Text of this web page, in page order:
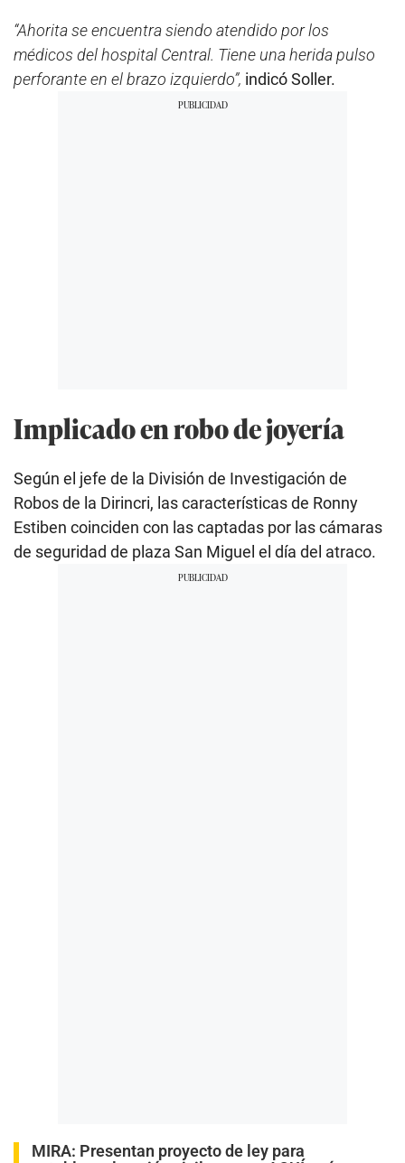
“Ahorita se encuentra siendo atendido por los
médicos del hospital Central. Tiene una herida pulso
perforante en el brazo izquierdo”, indicó Soller.
Implicado en robo de joyería
Según el jefe de la División de Investigación de
Robos de la Dirincri, las características de Ronny
Estiben coinciden con las captadas por las cámaras
de seguridad de plaza San Miguel el día del atraco.
MIRA: Presentan proyecto de ley para